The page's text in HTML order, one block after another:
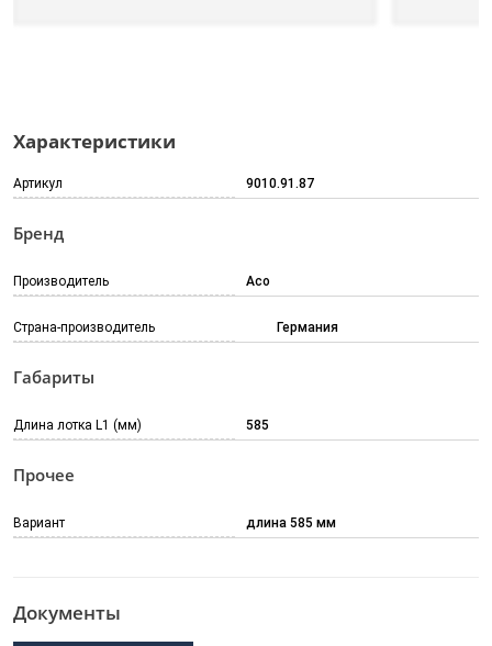
Характеристики
Артикул 9010.91.87
Бренд
Производитель Aco
Страна-производитель Германия
Габариты
Длина лотка L1 (мм) 585
Прочее
Вариант длина 585 мм
Документы